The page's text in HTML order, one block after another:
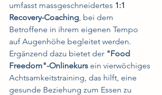
umfasst massgeschneidertes 1:1
Recovery-Coaching, bei dem
Betroffene in ihrem eigenen Tempo
auf Augenhöhe begleitet werden.
Ergänzend dazu bietet der "Food
Freedom"-Onlinekurs ein vierwöchiges
Achtsamkeitstraining, das hilft, eine
gesunde Beziehung zum Essen zu